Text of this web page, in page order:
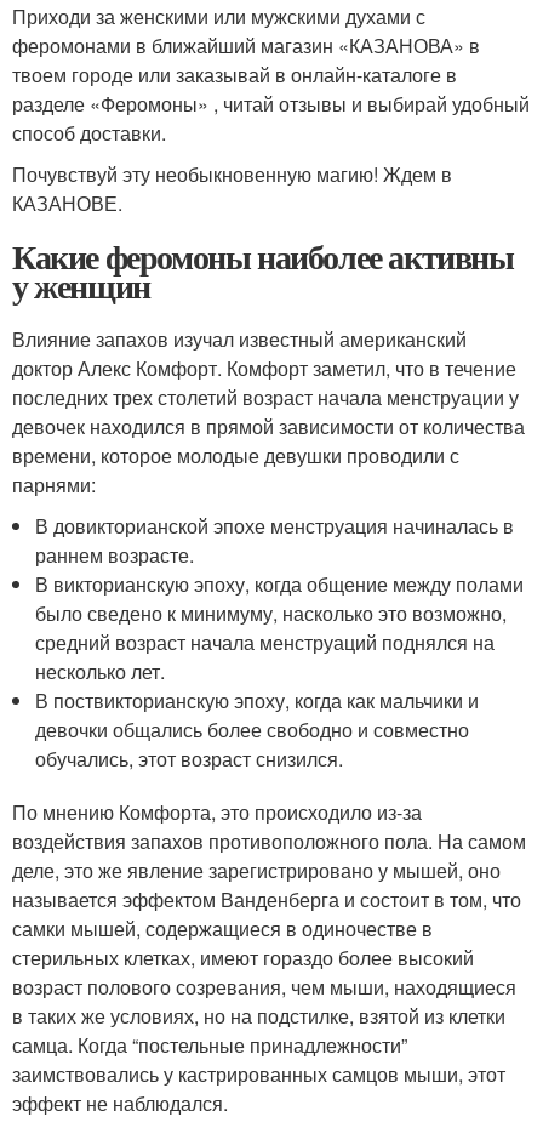
Приходи за женскими или мужскими духами с
феромонами в ближайший магазин «КАЗАНОВА» в
твоем городе или заказывай в онлайн-каталоге в
разделе «Феромоны» , читай отзывы и выбирай удобный
способ доставки.
Почувствуй эту необыкновенную магию! Ждем в
КАЗАНОВЕ.
Какие феромоны наиболее активны
у женщин
Влияние запахов изучал известный американский
доктор Алекс Комфорт. Комфорт заметил, что в течение
последних трех столетий возраст начала менструации у
девочек находился в прямой зависимости от количества
времени, которое молодые девушки проводили с
парнями:
В довикторианской эпохе менструация начиналась в
раннем возрасте.
В викторианскую эпоху, когда общение между полами
было сведено к минимуму, насколько это возможно,
средний возраст начала менструаций поднялся на
несколько лет.
В поствикторианскую эпоху, когда как мальчики и
девочки общались более свободно и совместно
обучались, этот возраст снизился.
По мнению Комфорта, это происходило из-за
воздействия запахов противоположного пола. На самом
деле, это же явление зарегистрировано у мышей, оно
называется эффектом Ванденберга и состоит в том, что
самки мышей, содержащиеся в одиночестве в
стерильных клетках, имеют гораздо более высокий
возраст полового созревания, чем мыши, находящиеся
в таких же условиях, но на подстилке, взятой из клетки
самца. Когда “постельные принадлежности”
заимствовались у кастрированных самцов мыши, этот
эффект не наблюдался.